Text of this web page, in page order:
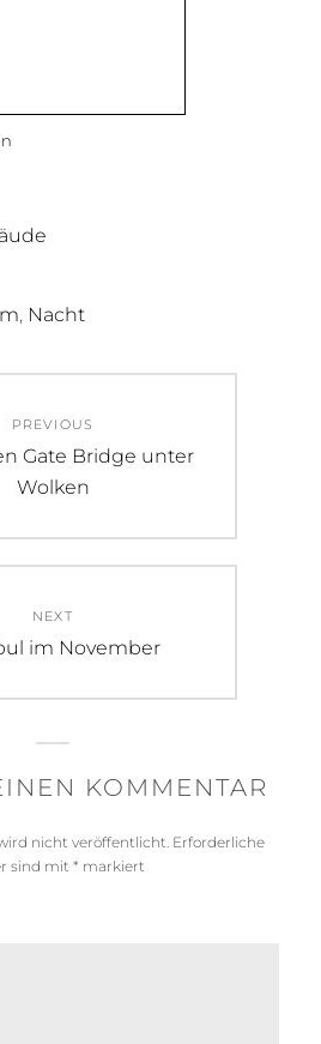
, Nacht
PREVIOUS
Gate Bridge unter
Wolken
NEXT
im November
KOMMENTAR
nicht veröffentlicht. Erforderliche
sind mit * markiert